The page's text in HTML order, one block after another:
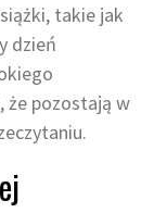
takie jak
dzień
że pozostają w